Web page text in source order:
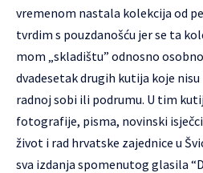
vremenom nastala kolekcija od
tvrdim s pouzdanošću jer se ta
mom „skladištu” odnosno
dvadesetak drugih kutija koje
radnoj sobi ili podrumu. U tim
fotografije, pisma, novinski
život i rad hrvatske zajednice u
sva izdanja spomenutog glasila